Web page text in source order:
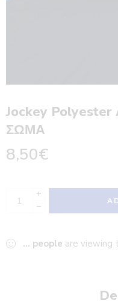
Jockey Polyester
ΣΩΜΑ
8,50€
+
−
... people are viewing